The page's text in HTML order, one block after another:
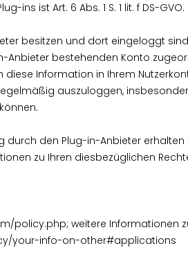
ins ist Art. 6 Abs. 1 S. 1 lit. f DS-GVO.
besitzen und dort eingeloggt
bestehenden Konto
Information in Ihrem
auszuloggen,
den Plug-in-Anbieter erhalten
zu Ihren diesbezüglichen
policy.php; weitere Informationen
your-info-on-other#applications